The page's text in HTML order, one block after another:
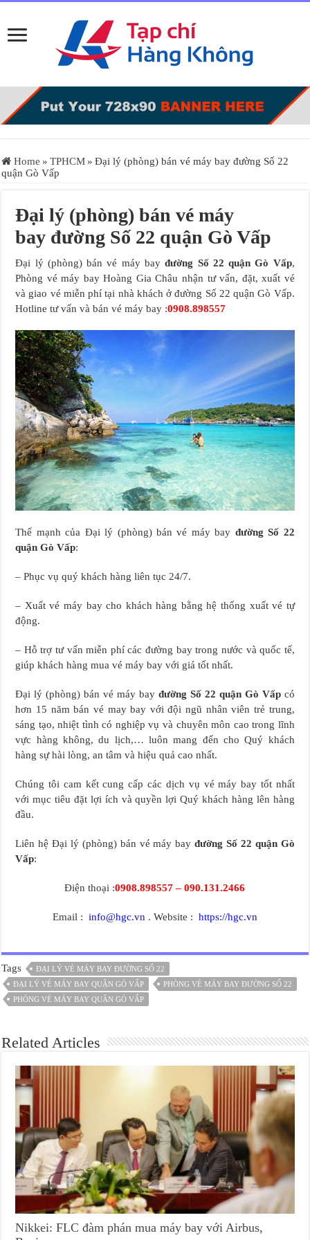
Home » TPHCM » Đại lý (phòng) bán vé máy bay đường Số 22
quận Gò Vấp
Đại lý (phòng) bán vé máy
bay đường Số 22 quận Gò Vấp
Đại lý (phòng) bán vé máy bayđường Số 22 quận Gò Vấp,
Phòng vé máy bay Hoàng Gia Châu nhận tư vấn, đặt, xuất vé
và giao vé miễn phí tại nhà khách ở đường Số 22 quận Gò Vấp.
Hotline tư vấn và bán vé máy bay :0908.898557
Thế mạnh của Đại lý (phòng) bán vé máy bay đường Số 22
quận Gò Vấp:
– Phục vụ quý khách hàng liên tục 24/7.
– Xuất vé máy bay cho khách hàng bằng hệ thống xuất vé tự
động.
– Hỗ trợ tư vấn miễn phí các đường bay trong nước và quốc tế,
giúp khách hàng mua vé máy bay với giá tốt nhất.
Đại lý (phòng) bán vé máy bay đường Số 22 quận Gò Vấp có
hơn 15 năm bán vé may bay với đội ngũ nhân viên trẻ trung,
sáng tạo, nhiệt tình có nghiệp vụ và chuyên môn cao trong lĩnh
vực hàng không, du lịch,… luôn mang đến cho Quý khách
hàng sự hài lòng, an tâm và hiệu quả cao nhất.
Chúng tôi cam kết cung cấp các dịch vụ vé máy bay tốt nhất
với mục tiêu đặt lợi ích và quyền lợi Quý khách hàng lên hàng
đầu.
Liên hệ Đại lý (phòng) bán vé máy bayđường Số 22 quận Gò
Vấp:
Điện thoại :0908.898557 – 090.131.2466
Email : info@hgc.vn . Website : https://hgc.vn
Tags
ĐẠI LÝ VÉ MÁY BAY ĐƯỜNG SỐ 22
ĐẠI LÝ VÉ MÁY BAY QUẬN GÒ VẤP
PHÒNG VÉ MÁY BAY ĐƯỜNG SỐ 22
PHÒNG VÉ MÁY BAY QUẬN GÒ VẤP
Related Articles
Nikkei: FLC đàm phán mua máy bay với Airbus,